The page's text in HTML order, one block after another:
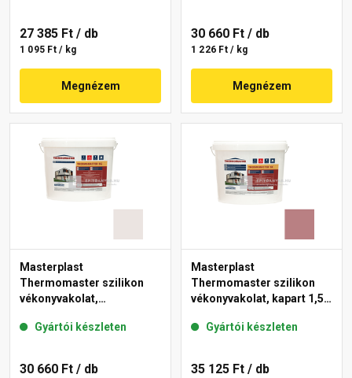
27 385 Ft / db
1 095 Ft / kg
Megnézem
30 660 Ft / db
1 226 Ft / kg
Megnézem
Masterplast
Thermomaster szilikon
vékonyvakolat,
49-F 25 kg
Gyártói készleten
30 660 Ft / db
Masterplast
Thermomaster szilikon
vékonyvakolat, kapart 1,5
Gyártói készleten
35 125 Ft / db